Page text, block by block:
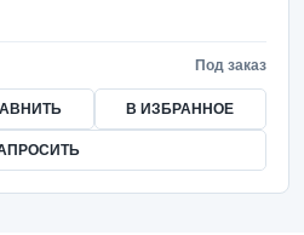
Под заказ
В ИЗБРАННОЕ